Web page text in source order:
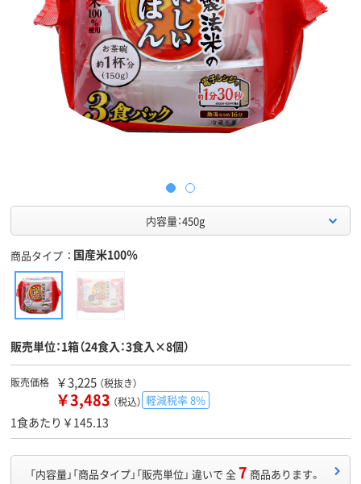
内容量：450g
商品タイプ 国産米100％
販売単位：1箱（24食入：3食入×8個）
販売価格 ￥3,225 （税抜き）
￥3,483 （税込） 軽減税率 8%
1食あたり￥145.13
「内容量」「商品タイプ」「販売単位」 違いで 全7 商品あります。